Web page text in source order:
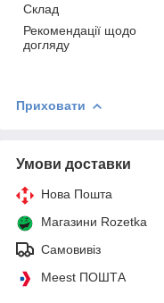
Склад
Рекомендації щодо
догляду
Приховати
Умови доставки
Нова Пошта
Магазини Rozetka
Самовивіз
Meest ПОШТА